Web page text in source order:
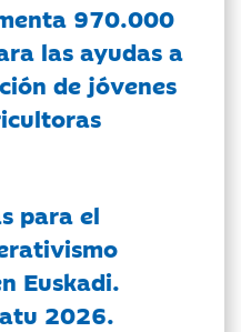
970.000
las ayudas a
de jóvenes
para el
Euskadi.
2026.